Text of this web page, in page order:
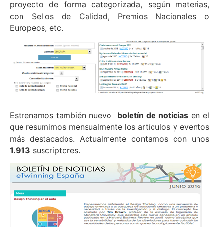
proyecto de forma categorizada, según materias,
con Sellos de Calidad, Premios Nacionales o
Europeos, etc.
Estrenamos también nuevo boletín de noticias en el
que resumimos mensualmente los artículos y eventos
más destacados. Actualmente contamos con unos
1.913 suscriptores.